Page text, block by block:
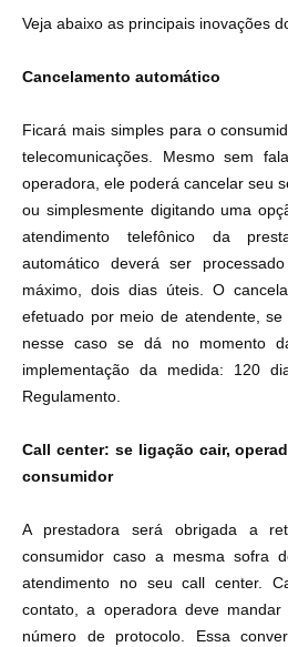
Veja abaixo as principais inovações
Cancelamento automático
Ficará mais simples para o
telecomunicações. Mesmo sem
operadora, ele poderá cancelar seu
ou simplesmente digitando uma
atendimento telefônico da
automático deverá ser
máximo, dois dias úteis. O
efetuado por meio de atendente,
nesse caso se dá no momento
implementação da medida: 120
Regulamento.
Call center: se ligação cair,
consumidor
A prestadora será obrigada a
consumidor caso a mesma sofra
atendimento no seu call center.
contato, a operadora deve
número de protocolo. Essa